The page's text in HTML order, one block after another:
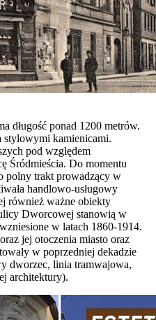
długość ponad 1200 metrów.
stylowymi kamienicami.
pod względem
Śródmieścia. Do momentu
polny trakt prowadzący w
handlowo-usługowy
również ważne obiekty
Dworcowej stanowią w
w latach 1860-1914.
jej otoczenia miasto oraz
w poprzedniej dekadzie
dworzec, linia tramwajowa,
architektury).